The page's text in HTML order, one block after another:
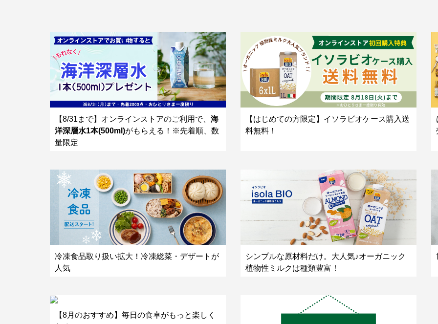
【8/31まで】オンラインストアのご利用で、 海
洋深層水1本(500ml)がもらえる！※先着順、数
量限定
【はじめての方限定】イソラビオケース購入送
料無料！
冷凍食品取り扱い拡大！冷凍総菜・デザートが
人気
シンプルな原材料だけ。大人気♪オーガニック
植物性ミルクは種類豊富！
【8月のおすすめ】毎日の食卓がもっと楽しく